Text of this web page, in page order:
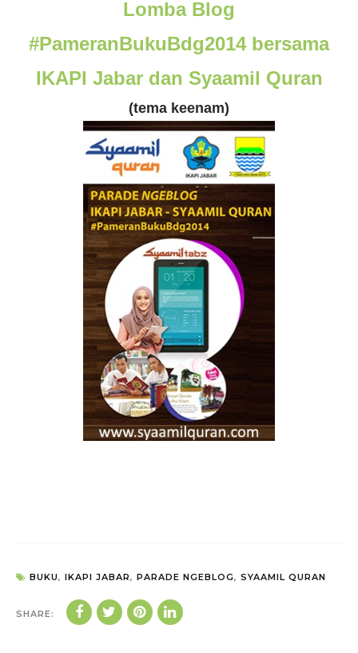
Lomba Blog
#PameranBukuBdg2014 bersama
IKAPI Jabar dan Syaamil Quran
(tema keenam)
BUKU, IKAPI JABAR, PARADE NGEBLOG, SYAAMIL QURAN
SHARE: